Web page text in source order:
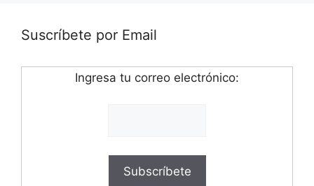
Suscríbete por Email
Ingresa tu correo electrónico: